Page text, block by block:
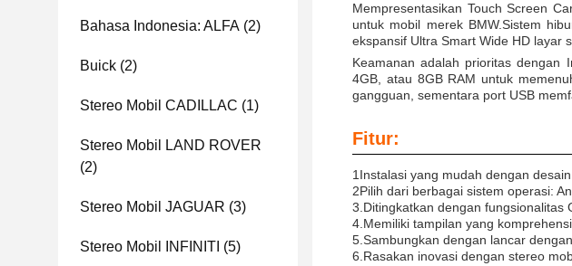
Bahasa Indonesia: ALFA (2)
Buick (2)
Stereo Mobil CADILLAC (1)
Stereo Mobil LAND ROVER
(2)
Stereo Mobil JAGUAR (3)
Stereo Mobil INFINITI (5)
Mempresentasikan Touch Screen
untuk mobil merek BMW.Sistem
ekspansif Ultra Smart Wide HD layar
Keamanan adalah prioritas dengan
4GB, atau 8GB RAM untuk
gangguan, sementara port USB
Fitur:
1Instalasi yang mudah dengan
2Pilih dari berbagai sistem operasi:
3.Ditingkatkan dengan fungsionalitas
4.Memiliki tampilan yang
5. Sambungkan dengan lancar
6. Rasakan inovasi dengan stereo